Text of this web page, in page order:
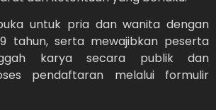
untuk pria dan wanita dengan
tahun, serta mewajibkan peserta
karya secara publik dan
pendaftaran melalui formulir